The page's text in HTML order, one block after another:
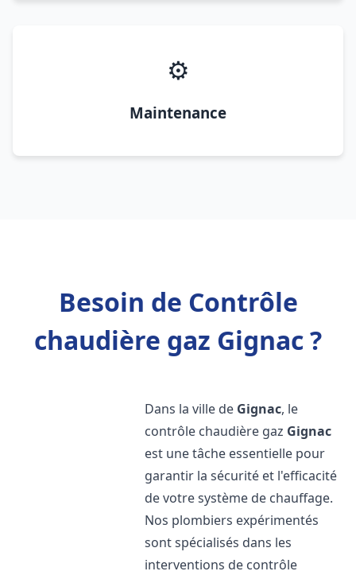
⚙️
Maintenance
Besoin de Contrôle
chaudière gaz Gignac ?
Dans la ville de Gignac, le
contrôle chaudière gaz Gignac
est une tâche essentielle pour
garantir la sécurité et l'efficacité
de votre système de chauffage.
Nos plombiers expérimentés
sont spécialisés dans les
interventions de contrôle